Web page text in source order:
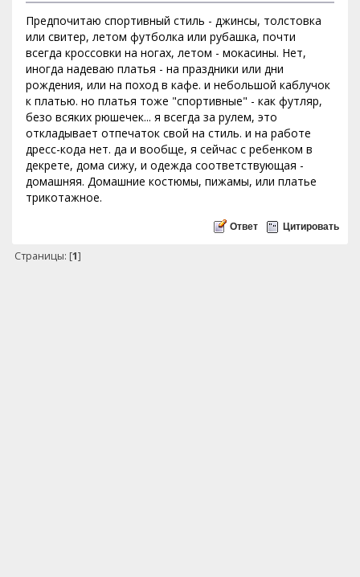
Предпочитаю спортивный стиль - джинсы, толстовка
или свитер, летом футболка или рубашка, почти
всегда кроссовки на ногах, летом - мокасины. Нет,
иногда надеваю платья - на праздники или дни
рождения, или на поход в кафе. и небольшой каблучок
к платью. но платья тоже "спортивные" - как футляр,
безо всяких рюшечек... я всегда за рулем, это
откладывает отпечаток свой на стиль. и на работе
дресс-кода нет. да и вообще, я сейчас с ребенком в
декрете, дома сижу, и одежда соответствующая -
домашняя. Домашние костюмы, пижамы, или платье
трикотажное.
Ответ Цитировать
Страницы: [1]